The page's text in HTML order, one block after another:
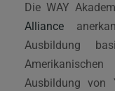
Die WAY
Alliance
Ausbildung
Ausbildung von